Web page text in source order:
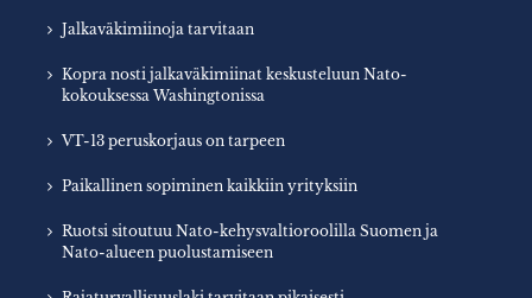
Jalkaväkimiinoja tarvitaan
Kopra nosti jalkaväkimiinat keskusteluun Nato-
kokouksessa Washingtonissa
VT-13 peruskorjaus on tarpeen
Paikallinen sopiminen kaikkiin yrityksiin
Ruotsi sitoutuu Nato-kehysvaltioroolilla Suomen ja
Nato-alueen puolustamiseen